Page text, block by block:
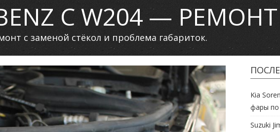
BENZ C W204 —
с заменой стёкол и проблема габариток.
Kia
фары по
Suzuki